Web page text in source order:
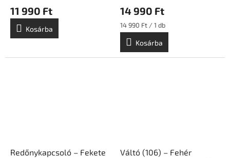
Ceramicon
11 990 Ft
Kosárba
14 990 Ft
Egységár:
14 990 Ft / 1 db
Kosárba
Redőnykapcsoló – Fekete
Váltó (106) – Fehér